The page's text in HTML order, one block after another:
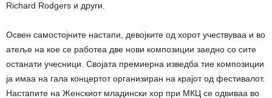
Richard Rodgers и други.
Освен самостојните настапи, девојките од хорот учествуваа и во
атеље на кое се работеа две нови композиции заедно со сите
останати учесници. Својата премиерна изведба тие композиции
ја имаа на гала концертот организиран на крајот од фестивалот.
Настапите на Женскиот младински хор при МКЦ се одвиваа во